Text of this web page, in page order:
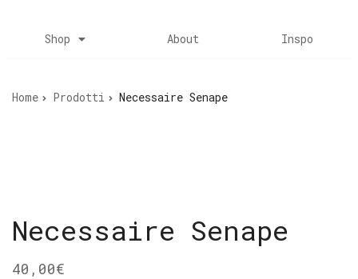
Shop About Inspo
Home Prodotti Necessaire Senape
Necessaire Senape
40,00€